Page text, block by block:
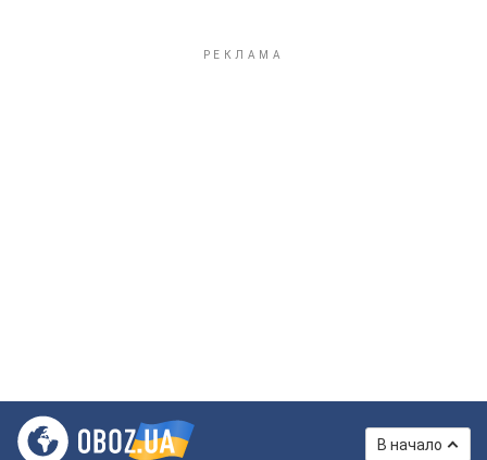
В начало